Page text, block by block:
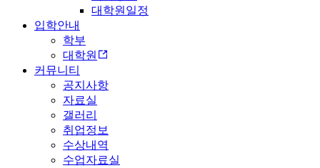
대학원일정
입학안내
학부
대학원
커뮤니티
공지사항
자료실
갤러리
취업정보
수상내역
수업자료실